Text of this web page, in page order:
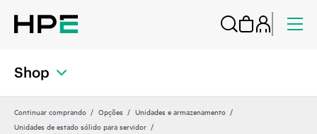
Shop
Continuar comprando Opções
Unidades e armazenamento
Unidades de estado sólido para servidor